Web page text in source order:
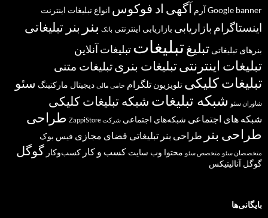
banner
Googleآرم آگهی اد فوکوس انواع تبلیغات اینترنت
اینستاگرام بازاریابی بازاریابی اینترنتی بانک بنر بنر تبلیغاتی
بنرهای تبلیغاتی تبلیغتبلیغاتتبلیغات آنلاین
تبلیغات اینترنتیتبلیغات بنریتبلیغات متنی
تبلیغات کلیکی تلویزیون تلگرام حامی مالی دیجیتال مارکتینگ سئو
شاوران سئو شبکه تبلیغات شبکه تبلیغات کلیکی
شبکه های اجتماعی شبکه‌های اجتماعی شرکت ZappiStore
طراحی
طراحی بنر طراحی بنر تبلیغاتی فضای مجازی فیس بوک
متخصصان سئو متخصص سئو محتوا وب سایت کسب و کار کسب‌وکار گوگل
گوگل آنالیتیکس
بایگانی‌ها